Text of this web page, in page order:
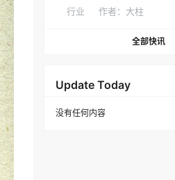
行业 作者： 大柱
全部快讯
Update Today
没有任何内容